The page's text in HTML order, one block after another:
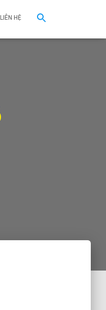
LIÊN HỆ